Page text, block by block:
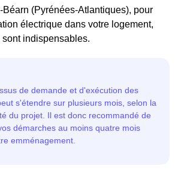
(Pyrénées-Atlantiques), pour
électrique dans votre logement,
indispensables.